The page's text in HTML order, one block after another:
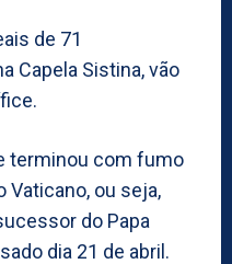
de 71
Capela Sistina, vão
terminou com fumo
Vaticano, ou seja,
do Papa
dia 21 de abril.